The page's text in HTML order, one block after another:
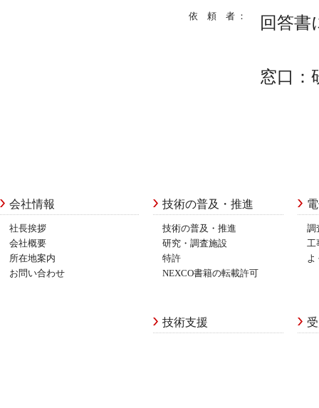
依 頼 者 ： 回答書
窓口
会社情報
社長挨拶
会社概要
所在地案内
お問い合わせ
技術の普及・推進
技術の普及・推進
研究・調査施設
特許
NEXCO書籍の転載許可
調
工
よ
技術支援